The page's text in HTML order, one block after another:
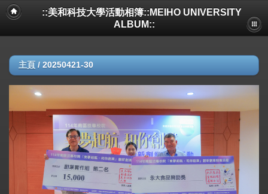
::美和科技大學活動相簿::MEIHO UNIVERSITY
ALBUM::
主頁 / 20250421-30